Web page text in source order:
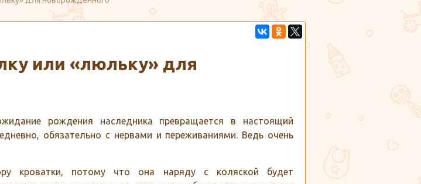
или «люльку» для
рождения наследника превращается в настоящий
обязательно с нервами и переживаниями. Ведь очень
кроватки, потому что она наряду с коляской будет